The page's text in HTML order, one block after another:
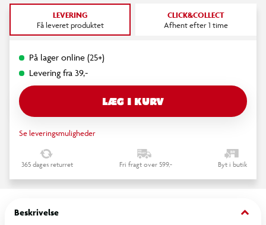
LEVERING
Få leveret produktet
CLICK&COLLECT
Afhent efter 1 time
På lager online (25+)
Levering fra 39,-
LÆG I KURV
Se leveringsmuligheder
365 dages returret Fri fragt over 599,- Byt i butik
Beskrivelse keyboard_arrow_down